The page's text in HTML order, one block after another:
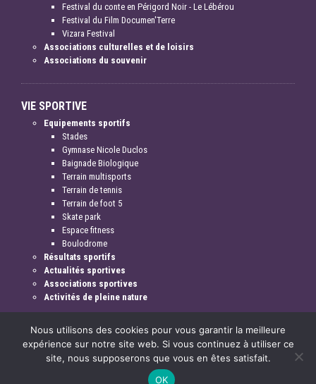
Festival du conte en Périgord Noir - Le Lébérou
Festival du Film Documen'Terre
Vizara Festival
Associations culturelles et de loisirs
Associations du souvenir
VIE SPORTIVE
Equipements sportifs
Stades
Gymnase Nicole Duclos
Baignade Biologique
Terrain multisports
Terrain de tennis
Terrain de foot 5
Skate park
Espace fitness
Boulodrome
Résultats sportifs
Actualités sportives
Associations sportives
Activités de pleine nature
Mentions légales & crédits
Nous utilisons des cookies pour vous garantir la meilleure
expérience sur notre site web. Si vous continuez à utiliser ce
site, nous supposerons que vous en êtes satisfait.
OK